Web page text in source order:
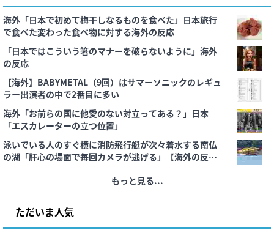
海外「日本で初めて梅干しなるものを食べた」日本旅行
で食べた変わった食べ物に対する海外の反応
「日本ではこういう箸のマナーを破らないように」海外
の反応
【海外】BABYMETAL（9回）はサマーソニックのレギュ
ラー出演者の中で2番目に多い
海外「お前らの国に他愛のない対立ってある？」日本
「エスカレーターの立つ位置」
泳いでいる人のすぐ横に消防飛行艇が次々着水する南仏
の湖「肝心の場面で毎回カメラが逃げる」【海外の反
もっと見る...
ただいま人気